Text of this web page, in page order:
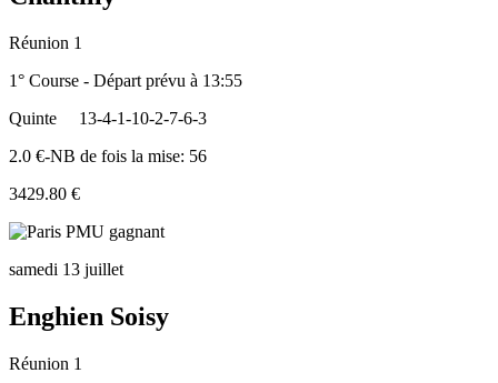
Réunion 1
1° Course - Départ prévu à 13:55
Quinte
13-4-1-10-2-7-6-3
2.0 €-NB de fois la mise: 56
3429.80 €
samedi 13 juillet
Enghien Soisy
Réunion 1